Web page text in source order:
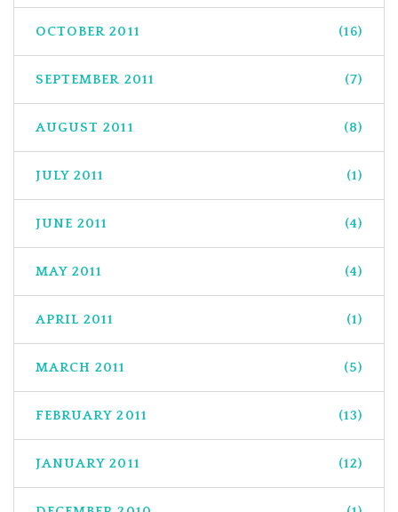
OCTOBER 2011 (16)
SEPTEMBER 2011 (7)
AUGUST 2011 (8)
JULY 2011 (1)
JUNE 2011 (4)
MAY 2011 (4)
APRIL 2011 (1)
MARCH 2011 (5)
FEBRUARY 2011 (13)
JANUARY 2011 (12)